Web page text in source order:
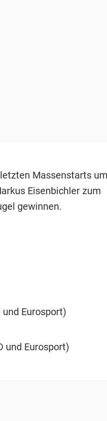
Massenstarts
Eisenbichler zum
gewinnen.
Eurosport)
und Eurosport)